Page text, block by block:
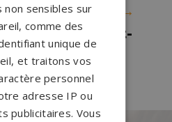
STE HERMINE
→
Talmont-Saint-
→
non sensibles sur
comme des
unique de
et traitons vos
personnel
adresse IP ou
publicitaires. Vous